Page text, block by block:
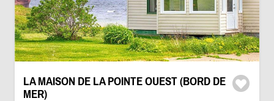
LA MAISON DE LA POINTE OUEST (BORD DE
MER)